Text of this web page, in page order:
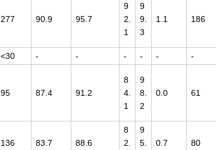
277 90.9 95.7
9
2.
1
9
9.
3
1.1 186
<30 - - - - - -
95 87.4 91.2
8
4.
1
9
8.
2
0.0 61
136 83.7 88.6
8
2.
9
5.
0.7 80